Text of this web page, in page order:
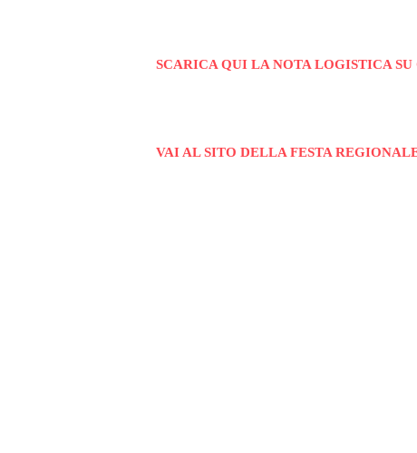
SCARICA QUI LA NOTA LOGISTICA
VAI AL SITO DELLA FESTA